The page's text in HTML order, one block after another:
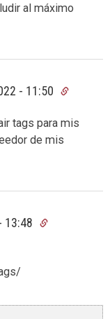
al máximo
- 11:50
tags para mis
de mis
13:48